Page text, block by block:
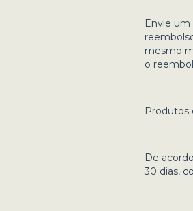
Envie um
mesmo
o
Produtos
De
30 dias,